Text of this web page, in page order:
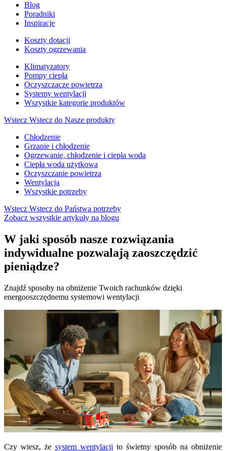
Blog
Poradniki
Inspiracje
Koszty dotacji
Koszty ogrzewania
Klimatyzatory
Pompy ciepła
Oczyszczacze powietrza
Systemy wentylacji
Wszystkie kategorie produktów
Wstecz Wstecz do Nasze produkty
Chłodzenie
Grzanie i chłodzenie
Ogrzewanie, chłodzenie i ciepła woda
Ciepła woda użytkowa
Oczyszczanie powietrza
Wentylacja
Wszystkie potrzeby
Wstecz Wstecz do Państwa potrzeby
Zobacz wszystkie artykuły na blogu
W jaki sposób nasze rozwiązania
indywidualne pozwalają zaoszczędzić
pieniądze?
Znajdź sposoby na obniżenie Twoich rachunków dzięki
energooszczędnemu systemowi wentylacji
Czy wiesz, że system wentylacji to świetny sposób na obniżenie